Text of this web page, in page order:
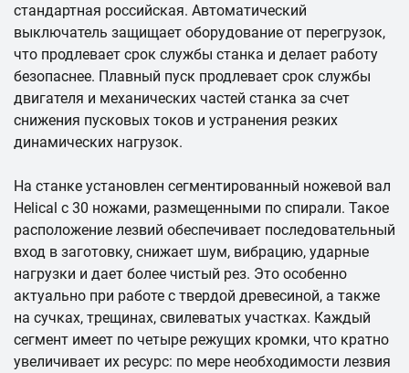
стандартная российская. Автоматический
выключатель защищает оборудование от перегрузок,
что продлевает срок службы станка и делает работу
безопаснее. Плавный пуск продлевает срок службы
двигателя и механических частей станка за счет
снижения пусковых токов и устранения резких
динамических нагрузок.
На станке установлен сегментированный ножевой вал
Helical с 30 ножами, размещенными по спирали. Такое
расположение лезвий обеспечивает последовательный
вход в заготовку, снижает шум, вибрацию, ударные
нагрузки и дает более чистый рез. Это особенно
актуально при работе с твердой древесиной, а также
на сучках, трещинах, свилеватых участках. Каждый
сегмент имеет по четыре режущих кромки, что кратно
увеличивает их ресурс: по мере необходимости лезвия